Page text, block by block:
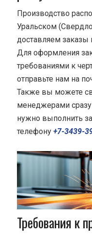
Производство
Уральском
доставляем заказы
Для оформления
требованиями к
отправьте нам на
Также вы можете
менеджерами
нужно выполнить
телефону +7-3439-
Требования к